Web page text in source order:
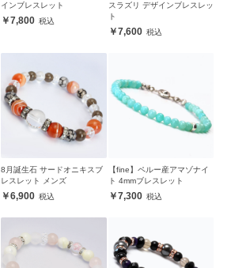
インブレスレット
7,800
スラズリ デザインブレスレッ
ト
7,600
8月誕生石 サードオニキスブ
レスレット メンズ
6,900
【fine】ペルー産アマゾナイ
ト 4mmブレスレット
7,300